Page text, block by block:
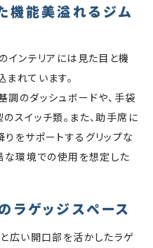
機能美溢れるジム
インテリアには見た目と機
れています。
のダッシュボードや、手袋
スイッチ類。また、助手席に
をサポートするグリップな
な環境での使用を想定した
ラゲッジスペース
広い開口部を活かしたラゲ